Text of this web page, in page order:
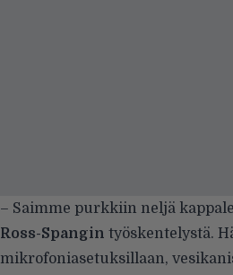
– Saimme purkkiin neljä
Ross-Spangin työskentelystä.
mikrofoniasetuksillaan,